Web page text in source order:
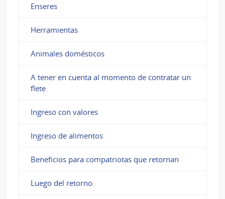
Enseres
Herramientas
Animales domésticos
A tener en cuenta al momento de contratar un
flete
Ingreso con valores
Ingreso de alimentos
Beneficios para compatriotas que retornan
Luego del retorno